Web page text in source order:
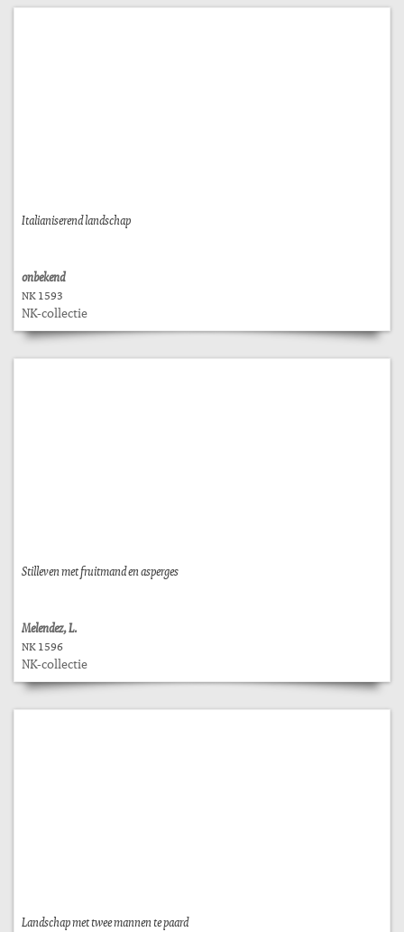
Italianiserend landschap
onbekend
NK 1593
NK-collectie
Stilleven met fruitmand en asperges
Melendez, L.
NK 1596
NK-collectie
Landschap met twee mannen te paard